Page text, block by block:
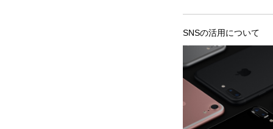
SNSの活用について